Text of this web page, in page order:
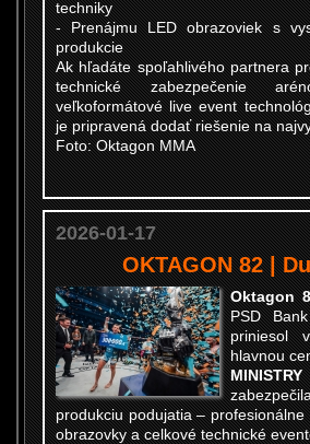
techniky
- Prenájmu LED obrazoviek s
produkcie
Ak hľadáte spoľahlivého partnera
technické zabezpečenie
veľkoformátové live event
je pripravená dodať riešenie na
Foto: Oktagon MMA
2026-01-17
OKTAGON 82 |
Oktagon
PSD
priniesol
hlavnou
produkciu podujatia –
obrazovky a celkové technické